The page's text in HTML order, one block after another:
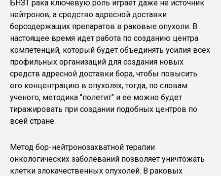
БНЗТ рака ключевую роль играет даже не источник
нейтронов, а средство адресной доставки
борсодержащих препаратов в раковые опухоли. В
настоящее время идет работа по созданию центра
компетенций, который будет объединять усилия всех
профильных организаций для создания новых
средств адресной доставки бора, чтобы повысить
его концентрацию в опухолях, тогда, по словам
ученого, методика "полетит" и ее можно будет
тиражировать при создании подобных центров по
всей стране.
Метод бор-нейтронозахватной терапии
онкологических заболеваний позволяет уничтожать
клетки злокачественных опухолей. В раковых